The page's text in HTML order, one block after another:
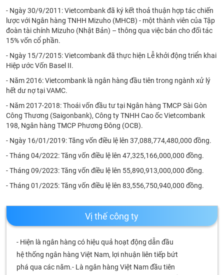
- Ngày 30/9/2011: Vietcombank đã ký kết thoả thuận hợp tác chiến
lược với Ngân hàng TNHH Mizuho (MHCB) - một thành viên của Tập
đoàn tài chính Mizuho (Nhật Bản) – thông qua việc bán cho đối tác
15% vốn cổ phần.
- Ngày 15/7/2015: Vietcombank đã thực hiện Lễ khởi động triển khai
Hiệp ước Vốn Basel II.
- Năm 2016: Vietcombank là ngân hàng đầu tiên trong ngành xử lý
hết dư nợ tại VAMC.
- Năm 2017-2018: Thoái vốn đầu tư tại Ngân hàng TMCP Sài Gòn
Công Thương (Saigonbank), Công ty TNHH Cao ốc Vietcombank
198, Ngân hàng TMCP Phương Đông (OCB).
- Ngày 16/01/2019: Tăng vốn điều lệ lên 37,088,774,480,000 đồng.
- Tháng 04/2022: Tăng vốn điều lệ lên 47,325,166,000,000 đồng.
- Tháng 09/2023: Tăng vốn điều lệ lên 55,890,913,000,000 đồng.
- Tháng 01/2025: Tăng vốn điều lệ lên 83,556,750,940,000 đồng.
Vị thế công ty
- Hiện là ngân hàng có hiệu quả hoạt động dẫn đầu
hệ thống ngân hàng Việt Nam, lợi nhuận liên tiếp bứt
phá qua các năm.- Là ngân hàng Việt Nam đầu tiên
Bài
viết
tác
giả
Báo
cáo
phân
tích
(-)
Thuật
(-)
vụ
Đào